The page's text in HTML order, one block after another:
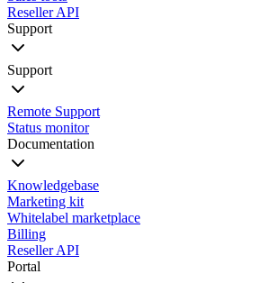
Reseller API
Support
Support
Remote Support
Status monitor
Documentation
Knowledgebase
Marketing kit
Whitelabel marketplace
Billing
Reseller API
Portal